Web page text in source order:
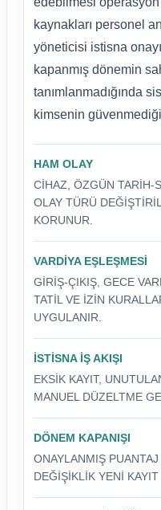
kaynakları personel
yöneticisi istisna
kapanmış dönemin
tanımlanmadığında
kimsenin
HAM OLAY
CIHAZ, ÖZGÜN TARIH-
OLAY TÜRÜ
KORUNUR.
VARDIYA EŞLEŞMESI
GIRIŞ-ÇIKIŞ, GECE
TATIL VE IZIN
UYGULANIR.
İSTISNA IŞ AKIŞI
EKSIK KAYIT,
MANUEL DÜZELTME
DÖNEM KAPANIŞI
ONAYLANMIŞ
DEĞIŞIKLIK YENI